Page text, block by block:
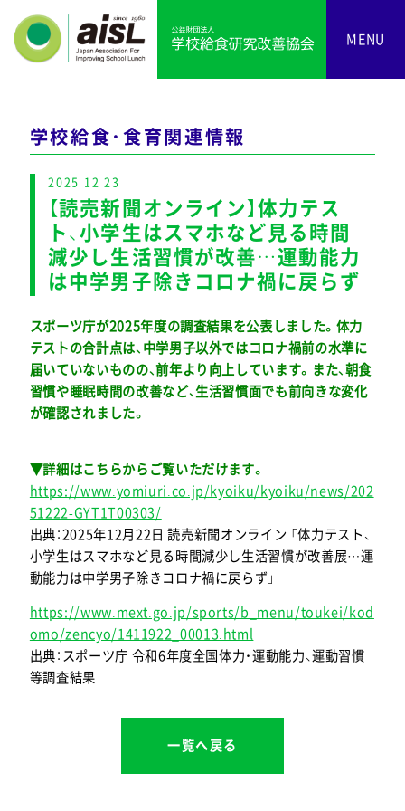
MENU
学校給食・食育関連情報
2025.12.23
【読売新聞オンライン】体力テス
ト、小学生はスマホなど見る時間
減少し生活習慣が改善…運動能力
は中学男子除きコロナ禍に戻らず
スポーツ庁が2025年度の調査結果を公表しました。体力
テストの合計点は、中学男子以外ではコロナ禍前の水準に
届いていないものの、前年より向上しています。また、朝食
習慣や睡眠時間の改善など、生活習慣面でも前向きな変化
が確認されました。
▼詳細はこちらからご覧いただけます。
https://www.yomiuri.co.jp/kyoiku/kyoiku/news/202
51222-GYT1T00303/
出典：2025年12月22日 読売新聞オンライン 「体力テスト、
小学生はスマホなど見る時間減少し生活習慣が改善展…運
動能力は中学男子除きコロナ禍に戻らず」
https://www.mext.go.jp/sports/b_menu/toukei/kod
omo/zencyo/1411922_00013.html
出典：スポーツ庁 令和6年度全国体力・運動能力、運動習慣
等調査結果
一覧へ戻る